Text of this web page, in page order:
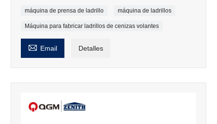
máquina de prensa de ladrillo máquina de ladrillos
Máquina para fabricar ladrillos de cenizas volantes
 Email Detalles